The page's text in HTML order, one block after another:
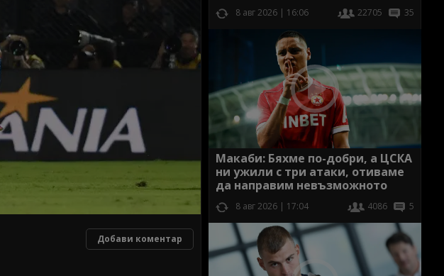
Добави коментар
8 авг 2026 | 16:06 22705 35
Макаби: Бяхме по-добри, а ЦСКА
ни ужили с три атаки, отиваме
да направим невъзможното
8 авг 2026 | 17:04 4086 5